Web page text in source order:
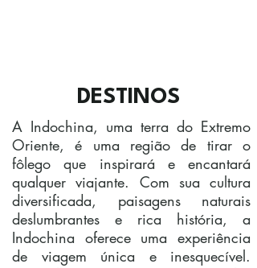
DESTINOS
A Indochina, uma terra do Extremo
Oriente, é uma região de tirar o
fôlego que inspirará e encantará
qualquer viajante. Com sua cultura
diversificada, paisagens naturais
deslumbrantes e rica história, a
Indochina oferece uma experiência
de viagem única e inesquecível.